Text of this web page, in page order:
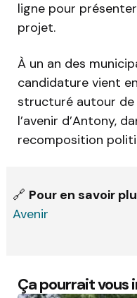
ligne pour
projet.
À un an des
candidature vient
structuré autour de
l’avenir d’Antony,
recomposition
🔗 Pour en savoir
Avenir
Ça pourrait vous